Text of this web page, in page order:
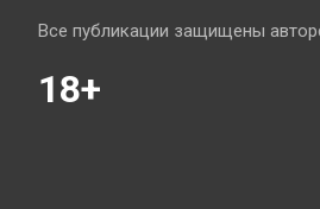
Все публикации защищены
18+